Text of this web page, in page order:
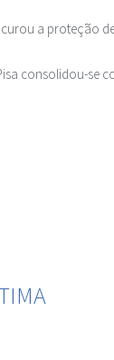
a proteção
consolidou-